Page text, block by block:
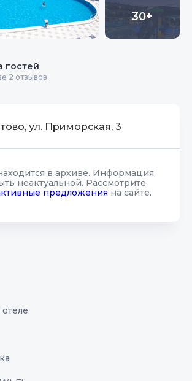
30+
гостей
2 отзывов
ул. Приморская, 3
в архиве. Информация
неактуальной. Рассмотрите
предложения на сайте.